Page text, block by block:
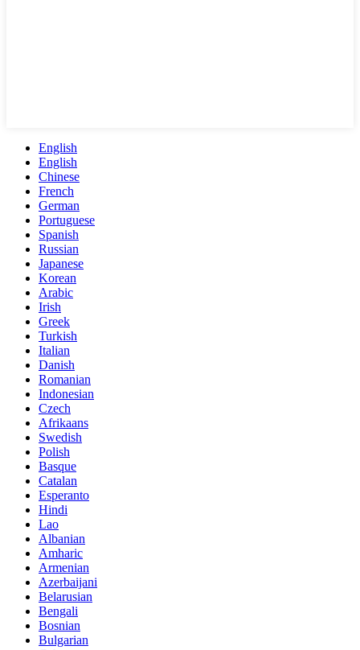
English
English
Chinese
French
German
Portuguese
Spanish
Russian
Japanese
Korean
Arabic
Irish
Greek
Turkish
Italian
Danish
Romanian
Indonesian
Czech
Afrikaans
Swedish
Polish
Basque
Catalan
Esperanto
Hindi
Lao
Albanian
Amharic
Armenian
Azerbaijani
Belarusian
Bengali
Bosnian
Bulgarian